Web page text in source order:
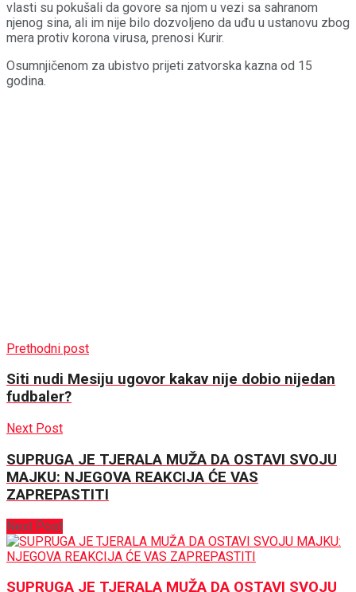
vlasti su pokušali da govore sa njom u vezi sa sahranom
njenog sina, ali im nije bilo dozvoljeno da uđu u ustanovu zbog
mera protiv korona virusa, prenosi Kurir.
Osumnjičenom za ubistvo prijeti zatvorska kazna od 15
godina.
Prethodni post
Siti nudi Mesiju ugovor kakav nije dobio nijedan
fudbaler?
Next Post
SUPRUGA JE TJERALA MUŽA DA OSTAVI SVOJU
MAJKU: NJEGOVA REAKCIJA ĆE VAS
ZAPREPASTITI
Next Post
SUPRUGA JE TJERALA MUŽA DA OSTAVI SVOJU